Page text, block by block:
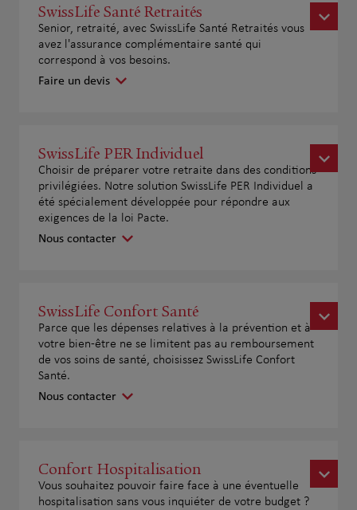
SwissLife Santé Retraités
Senior, retraité, avec SwissLife Santé Retraités vous
avez l'assurance complémentaire santé qui
correspond à vos besoins.
Faire un devis
SwissLife PER Individuel
Choisir de préparer votre retraite dans des conditions
privilégiées. Notre solution SwissLife PER Individuel a
été spécialement développée pour répondre aux
exigences de la loi Pacte.
Nous contacter
SwissLife Confort Santé
Parce que les dépenses relatives à la prévention et à
votre bien-être ne se limitent pas au remboursement
de vos soins de santé, choisissez SwissLife Confort
Santé.
Nous contacter
Confort Hospitalisation
Vous souhaitez pouvoir faire face à une éventuelle
hospitalisation sans vous inquiéter de votre budget ?